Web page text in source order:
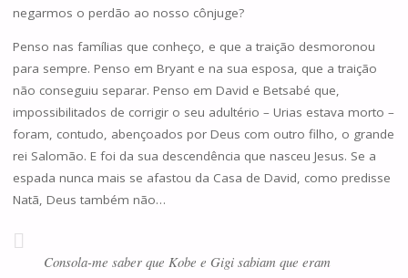
negarmos o perdão ao nosso cônjuge?
Penso nas famílias que conheço, e que a traição desmoronou
para sempre. Penso em Bryant e na sua esposa, que a traição
não conseguiu separar. Penso em David e Betsabé que,
impossibilitados de corrigir o seu adultério – Urias estava morto –
foram, contudo, abençoados por Deus com outro filho, o grande
rei Salomão. E foi da sua descendência que nasceu Jesus. Se a
espada nunca mais se afastou da Casa de David, como predisse
Natã, Deus também não…
Consola-me saber que Kobe e Gigi sabiam que eram